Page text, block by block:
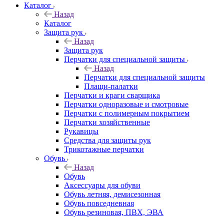
Каталог
Назад
Каталог
Защита рук
Назад
Защита рук
Перчатки для специальной защиты
Назад
Перчатки для специальной защиты
Плащи-палатки
Перчатки и краги сварщика
Перчатки одноразовые и смотровые
Перчатки с полимерным покрытием
Перчатки хозяйственные
Рукавицы
Средства для защиты рук
Трикотажные перчатки
Обувь
Назад
Обувь
Аксессуары для обуви
Обувь летняя, демисезонная
Обувь повседневная
Обувь резиновая, ПВХ, ЭВА